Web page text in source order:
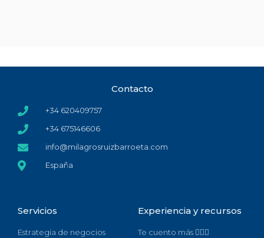
Contacto
+34 620409757
+34 675146606
info@milagrosruizbarroeta.com
España
Servicios
Estrategia de negocios
Experiencia y recursos
Te cuento más 🙋🏻‍♀️